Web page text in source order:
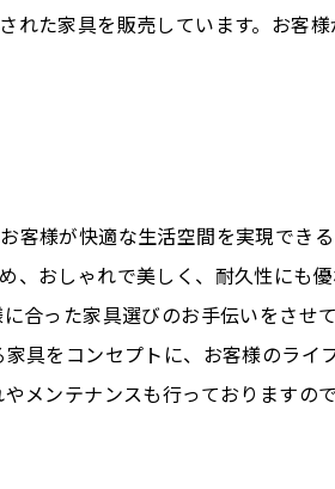
た家具を販売しています。お客
様が快適な生活空間を実現でき
おしゃれで美しく、耐久性にも
合った家具選びのお手伝いをさせ
具をコンセプトに、お客様のライ
ンテナンスも行っておりますの